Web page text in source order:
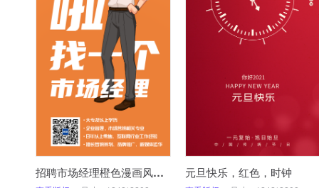
招聘市场经理橙色漫画风海报 元旦快乐，红色，时钟